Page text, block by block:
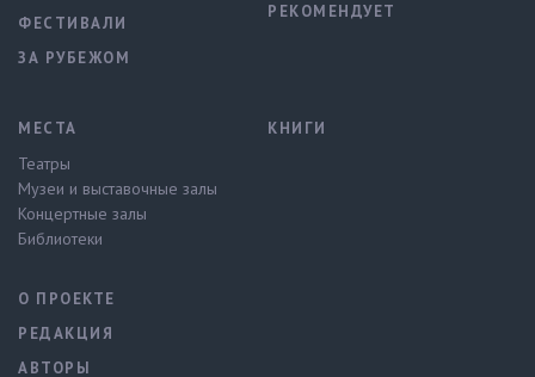
ФЕСТИВАЛИ
ЗА РУБЕЖОМ
РЕКОМЕНДУЕТ
МЕСТА
Театры
Музеи и выставочные залы
Концертные залы
Библиотеки
КНИГИ
О ПРОЕКТЕ
РЕДАКЦИЯ
АВТОРЫ